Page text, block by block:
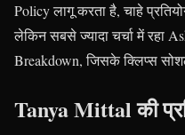
Policy लागू करता है, चाहे
लेकिन सबसे ज्यादा चर्चा में रहा
Breakdown, जिसके क्लिप्स
Tanya Mittal की